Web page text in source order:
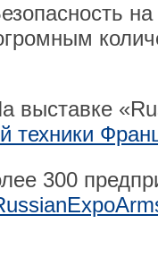
выставке
техники
300